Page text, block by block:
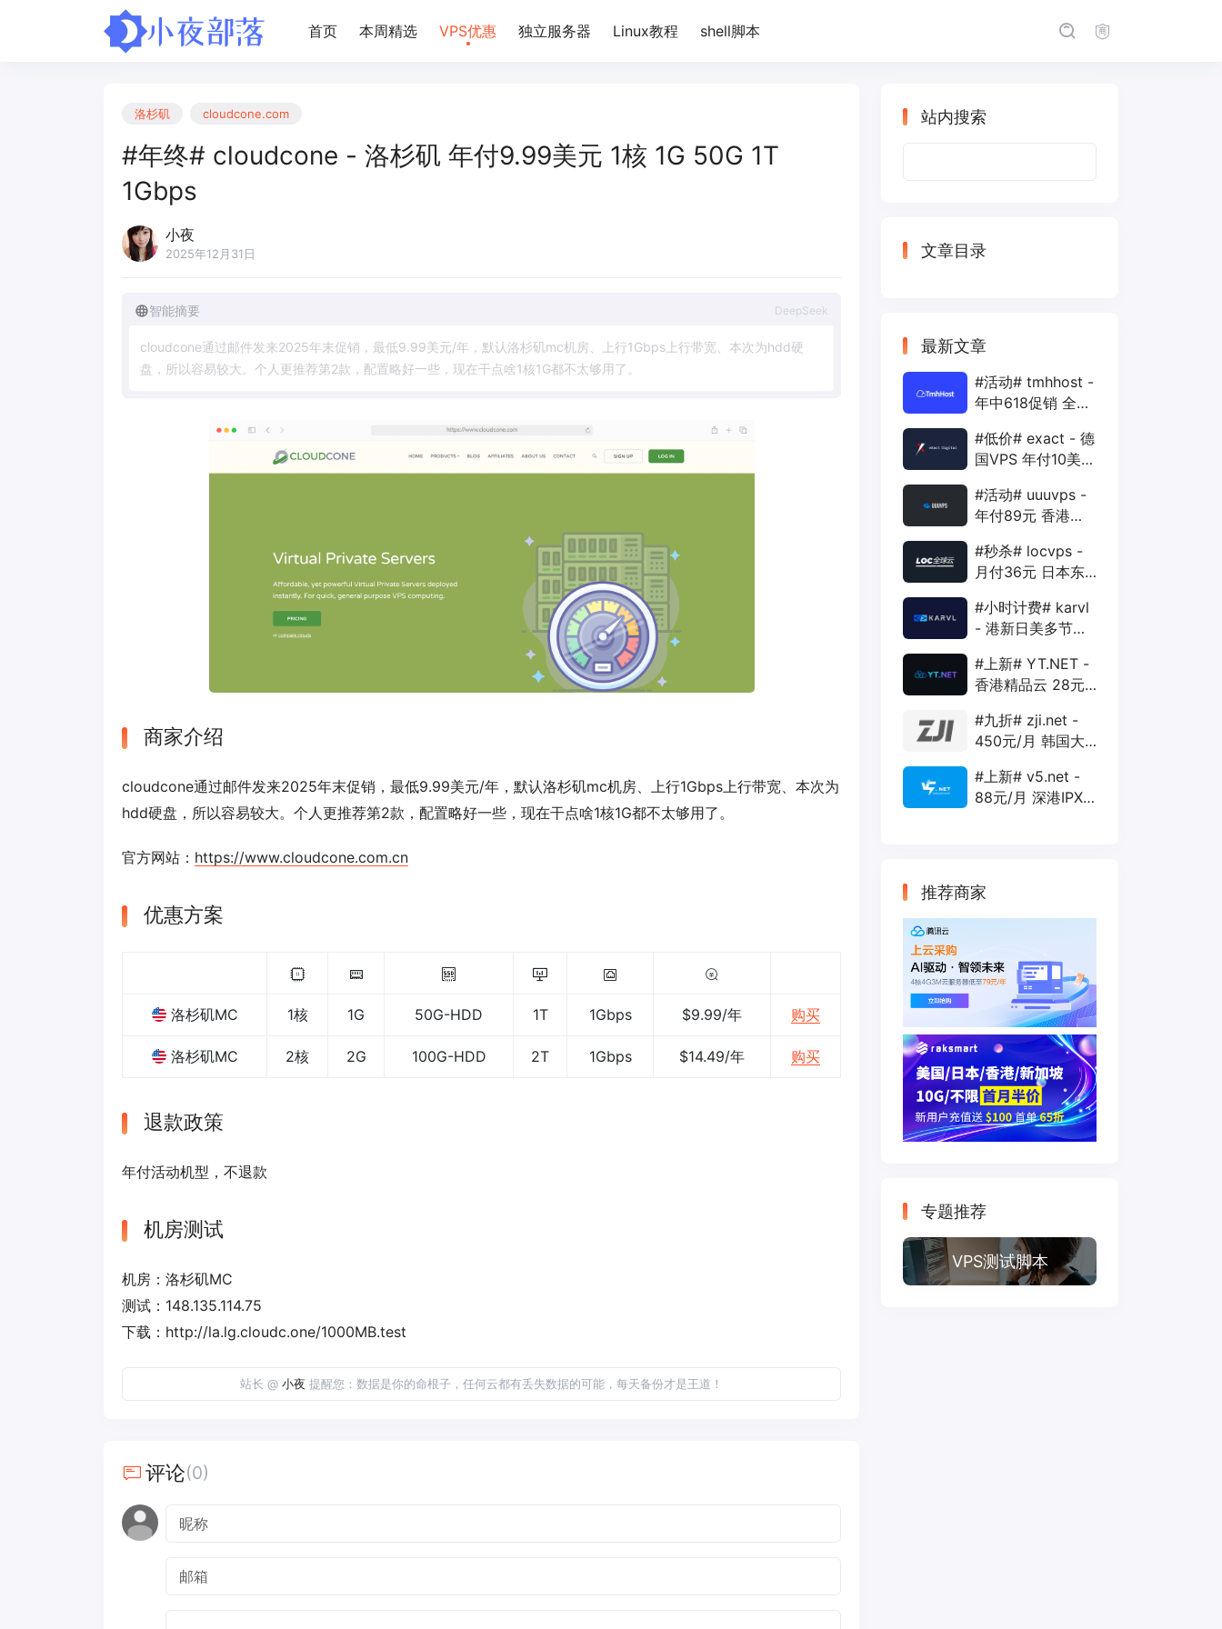
首页 本周精选 VPS优惠 独立服务器 Linux教程 shell脚本
洛杉矶 cloudcone.com
#年终# cloudcone - 洛杉矶 年付9.99美元 1核 1G 50G 1T
1Gbps
小夜
2025年12月31日
智能摘要 DeepSeek
cloudcone通过邮件发来2025年末促销 ， 最低9.99美元/年 ， 默认洛杉矶mc机 房 上行1Gbps 上行带宽 本次为hdd硬
盘 ， 所以容易较大 个 人 更推荐第2款 ， 配置略好一些 ， 现在干点啥1核1G都不太够用了
商家介绍
cloudcone通过邮件发来2025年末促销，最低9.99美元/年，默认洛杉矶mc机房、上行1Gbps上行带宽、本次为
hdd硬盘，所以容易较大。个人更推荐第2款，配置略好一些，现在干点啥1核1G都不太够用了。
官方网站： https://www.cloudcone.com.cn
优惠方案
洛杉矶MC 1核 1G 50G-HDD 1T 1Gbps $9.99/年 购买
洛杉矶MC 2核 2G 100G-HDD 2T 1Gbps $14.49/年 购买
退款政策
年付活动机型，不退款
机房测试
机房：洛杉矶MC
测试：148.135.114.75
下载：http://la.lg.cloudc.one/1000MB.test
站长 @ 小夜 提醒您：数据是你的命根子，任何云都有丢失数据的可能，每天备份才是王道！
评论(0)
站内搜索
文章目录
最新文章
#活动# tmhhost -
年中618促销 全场
年付VPS
#低价# exact - 德
国VPS 年付10美元
1Gbps
#活动# uuuvps -
年付89元 香港
400G 30M
#秒杀# locvps -
月付36元 日本东
40G 1T 450Mbps
#小时计费# karvl
- 港新日美多节点
20G 5T 1Gbps
#上新# YT.NET -
香港精品云 28元/
AS10099+移动
CMI
#九折# zji.net -
450元/月 韩国大
优化和纯国际线路
#上新# v5.net -
88元/月 深港IPX
推荐商家
专题推荐
VPS测试脚本